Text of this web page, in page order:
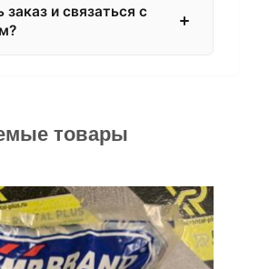
заказ и связаться с
товары